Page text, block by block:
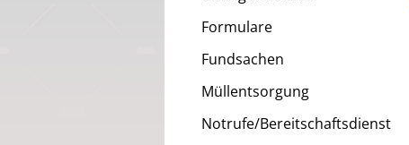
Formulare
Fundsachen
Müllentsorgung
Notrufe/Bereitschaftsdienst